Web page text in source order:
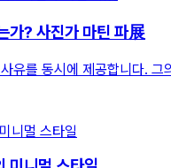
가? 사진가 마틴 파展
유를 동시에 제공합니다. 그